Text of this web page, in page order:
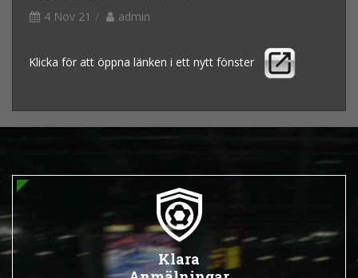
4 Nov 21 admin
Klicka för att öppna länken i ett nytt fönster
Klara